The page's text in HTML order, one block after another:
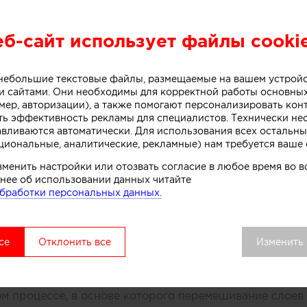
специалисты бюро One Design Office и Studio
магазина мороженого, расположенного в
(Австралия).
стойки лежит образ емкости с несколькими
Технически замысел был реализован при помощи
бетона. Логотип магазина мороженого
символизирующих систему охлаждения в автоматах
точки выделяется среди других объектов
сосредоточить внимание покупателей как на
процессе, в основе которого перемешивание слоев
сайт использует файлы
текстовые файлы, размещаемые на вашем
сайтами. Они необходимы для корректной работы
авторизации), а также помогают персонализировать
эффективность рекламы для специалистов. Технически
автоматически. Для использования всех
аналитические, рекламные) нам требуется ваше
настройки или отозвать согласие в любое время во
об использовании данных читайте
персональных данных.
Отклонить все Изменить